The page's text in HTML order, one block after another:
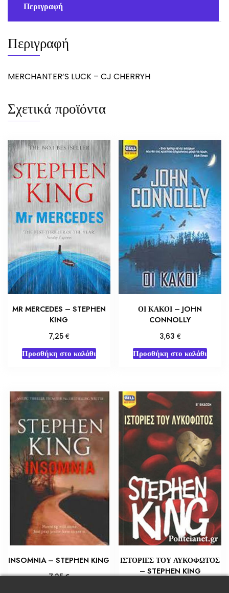
Περιγραφή
Περιγραφή
MERCHANTER’S LUCK – CJ CHERRYH
Σχετικά προϊόντα
MR MERCEDES – STEPHEN
KING
7,25 €
Προσθήκη στο καλάθι
ΟΙ ΚΑΚΟΙ – JOHN
CONNOLLY
3,63 €
Προσθήκη στο καλάθι
INSOMNIA – STEPHEN KING
7,25€
ΙΣΤΟΡΙΕΣ ΤΟΥ ΛΥΚΟΦΩΤΟΣ
– STEPHEN KING